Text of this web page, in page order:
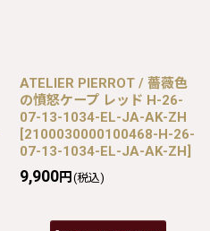
ATELIER PIERROT / 薔薇色
の憤怒ケープ レッド H-26-
07-13-1034-EL-JA-AK-ZH
[2100030000100468-H-26-
07-13-1034-EL-JA-AK-ZH]
9,900円 (税込)